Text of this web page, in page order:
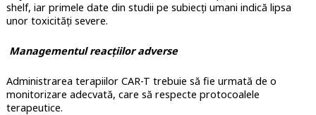
shelf, iar primele date din studii pe subiecți umani indică lipsa
unor toxicități severe.
Managementul reacțiilor adverse
Administrarea terapiilor CAR-T trebuie să fie urmată de o
monitorizare adecvată, care să respecte protocoalele
terapeutice.